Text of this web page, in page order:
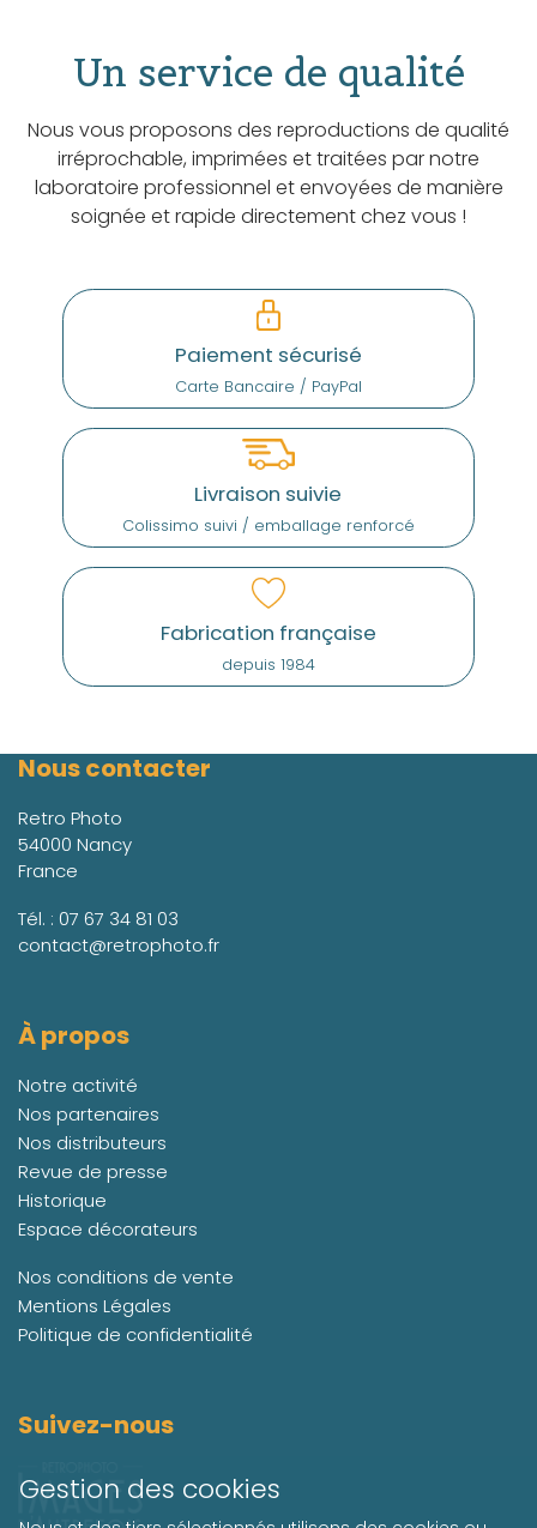
Gestion des cookies
Un service de qualité
Nous vous proposons des reproductions de qualité
irréprochable, imprimées et traitées par notre
laboratoire professionnel et envoyées de manière
soignée et rapide directement chez vous !
Paiement sécurisé
Carte Bancaire / PayPal
Livraison suivie
Colissimo suivi / emballage renforcé
Fabrication française
depuis 1984
Nous contacter
Retro Photo
54000 Nancy
France
Tél. : 07 67 34 81 03
contact@retrophoto.fr
À propos
Notre activité
Nos partenaires
Nos distributeurs
Revue de presse
Historique
Espace décorateurs
Nos conditions de vente
Mentions Légales
Politique de confidentialité
Suivez-nous